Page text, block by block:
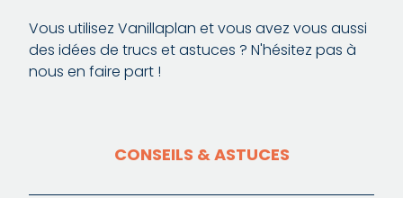
Vous utilisez Vanillaplan et vous avez vous aussi
des idées de trucs et astuces ? N'hésitez pas à
nous en faire part !
CONSEILS & ASTUCES